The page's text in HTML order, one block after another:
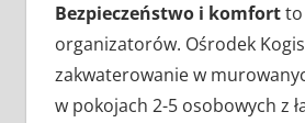
Bezpieczeństwo i komfortto
organizatorów. Ośrodek
zakwaterowanie w
w pokojach 2-5 osobowych z